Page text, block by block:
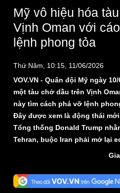
Tổ chức nhân sự
Quốc hội
Nhận diện sự thật
Mỹ vô hiệu hóa
Vịnh Oman với
lệnh phong tỏa
Thứ Năm, 10:15, 11/06/2026
VOV.VN - Quân đội Mỹ ngày
một tàu chở dầu trên Vịnh
này tìm cách phá vỡ lệnh
Đây được xem là động thái
Tổng thống Donald Trump
Tehran, buộc Iran phải mở lại